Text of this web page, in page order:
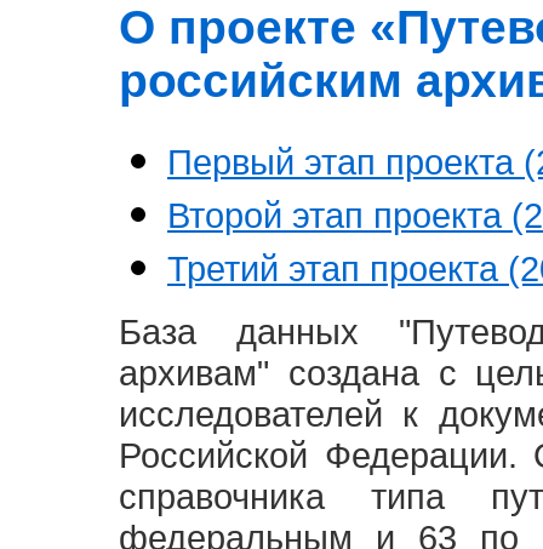
О проекте
российским
Первый этап проекта
Второй этап проекта
Третий этап проекта
База данных
архивам" создана с
исследователей к
Российской
справочника типа
федеральным и 63 по